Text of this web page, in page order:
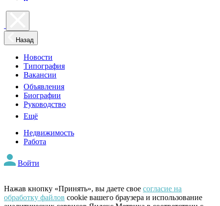
Назад
Новости
Типография
Вакансии
Объявления
Биографии
Руководство
Ещё
Недвижимость
Работа
Войти
Нажав кнопку «Принять», вы даете свое согласие на
обработку файлов cookie вашего браузера и использование